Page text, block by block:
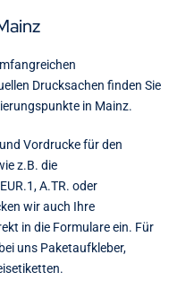
Drucksachen finden Sie
in Mainz.
Vordrucke für den
z.B. die
A.TR. oder
wir auch Ihre
in die Formulare ein. Für
uns Paketaufkleber,